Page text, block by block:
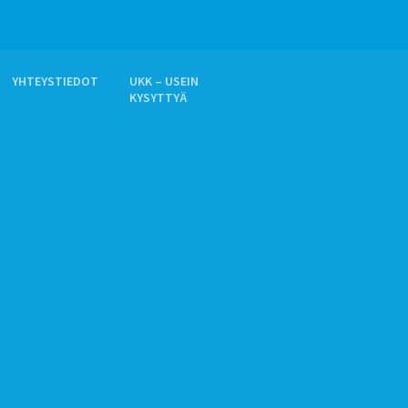
YHTEYSTIEDOT
UKK – USEIN
KYSYTTYÄ